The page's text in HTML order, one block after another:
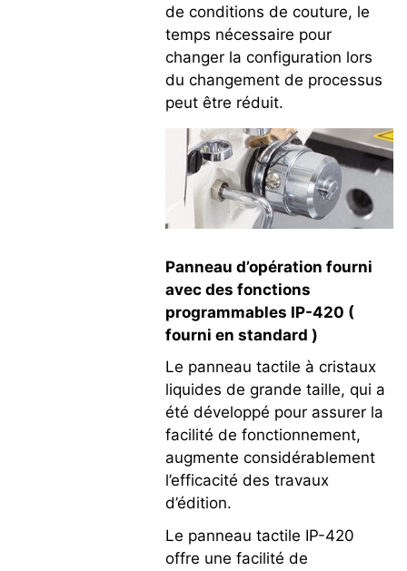
de conditions de couture, le
temps nécessaire pour
changer la configuration lors
du changement de processus
peut être réduit.
Panneau d’opération fourni
avec des fonctions
programmables IP-420 (
fourni en standard )
Le panneau tactile à cristaux
liquides de grande taille, qui a
été développé pour assurer la
facilité de fonctionnement,
augmente considérablement
l’efficacité des travaux
d’édition.
Le panneau tactile IP-420
offre une facilité de